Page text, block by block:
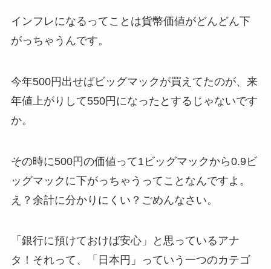
インフレになるってことは貨幣価値がどんどん下
がっちゃうんです。
今年500円出せばビッグマックが買えてたのが、来
年値上がりして550円になったとするじゃないです
か。
その時に500円の価値って1ビッグマックから0.9ビ
ッグマックに下がっちゃうってことなんですよ。
え？余計に分かりにくい？ごめんなさい。
「銀行に預けておけば安心」と思っているアナ
タ！それって、「日本円」っていう一つのカテゴ